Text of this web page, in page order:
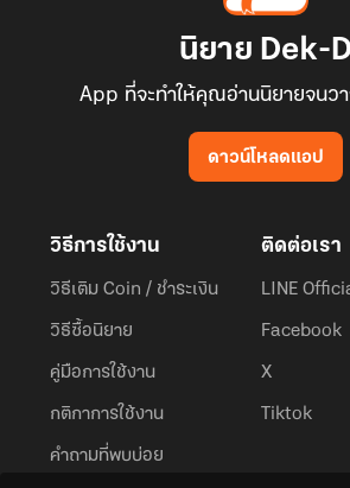
นิยาย Dek-D
App ที่จะทำให้คุณอ่านนิยายจนว
ดาวน์โหลดแอป
วิธีการใช้งาน
วิธีเติม Coin / ชำระเงิน
วิธีซื้อนิยาย
คู่มือการใช้งาน
กติกาการใช้งาน
คำถามที่พบบ่อย
ติดต่อเรา
LINE
Facebook
X
Tiktok